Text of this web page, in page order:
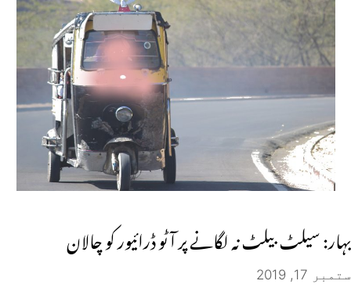
بہار: سیلٹ بیلٹ نہ لگانے پر آٹو ڈرائیور کو چالان
ستمبر 17, 2019